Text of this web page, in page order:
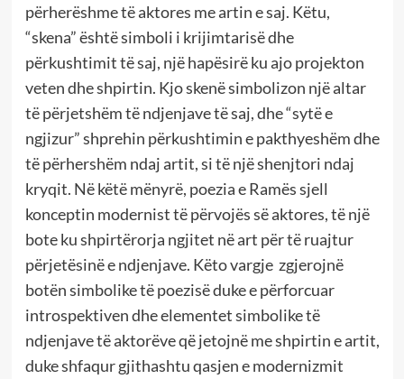
përherëshme të aktores me artin e saj. Këtu,
“skena” është simboli i krijimtarisë dhe
përkushtimit të saj, një hapësirë ku ajo projekton
veten dhe shpirtin. Kjo skenë simbolizon një altar
të përjetshëm të ndjenjave të saj, dhe “sytë e
ngjizur” shprehin përkushtimin e pakthyeshëm dhe
të përhershëm ndaj artit, si të një shenjtori ndaj
kryqit. Në këtë mënyrë, poezia e Ramës sjell
konceptin modernist të përvojës së aktores, të një
bote ku shpirtërorja ngjitet në art për të ruajtur
përjetësinë e ndjenjave. Këto vargje zgjerojnë
botën simbolike të poezisë duke e përforcuar
introspektiven dhe elementet simbolike të
ndjenjave të aktorëve që jetojnë me shpirtin e artit,
duke shfaqur gjithashtu qasjen e modernizmit